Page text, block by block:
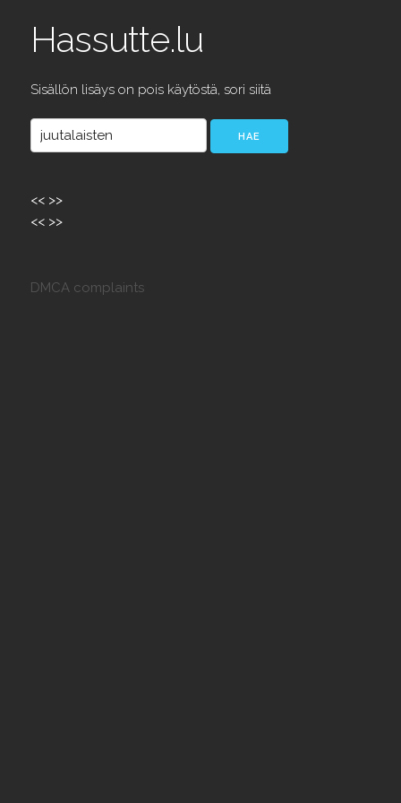
Hassutte.lu
Sisällön lisäys on pois käytöstä, sori siitä
<< >>
<< >>
DMCA complaints